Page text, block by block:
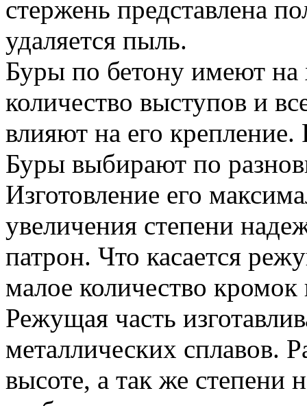
стержень представлена
удаляется пыль.
Буры по бетону имеют на
количество выступов и
влияют на его
Буры выбирают по
Изготовление его
увеличения степени
патрон. Что касается
малое количество кромок
Режущая часть
металлических сплавов.
высоте, а так же степени